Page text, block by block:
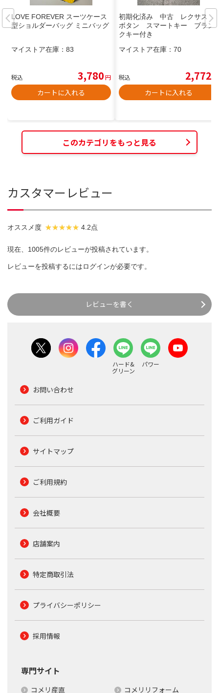
LOVE FOREVER スーツケース
型ショルダーバッグ ミニバッグ
マイストア在庫： 83
税込 3,780円
カートに入れる
初期化済み 中古 レクサス 3
ボタン スマートキー ブラン
クキー付き
マイストア在庫： 70
税込 2,772
カートに入れる
このカテゴリをもっと見る
カスタマーレビュー
オススメ度 4.2点
現在、1005件のレビューが投稿されています。
レビューを投稿するにはログインが必要です。
レビューを書く
ハード&
グリーン
パワー
お問い合わせ
ご利用ガイド
サイトマップ
ご利用規約
会社概要
店舗案内
特定商取引法
プライバシーポリシー
採用情報
専門サイト
コメリ産直 コメリリフォーム